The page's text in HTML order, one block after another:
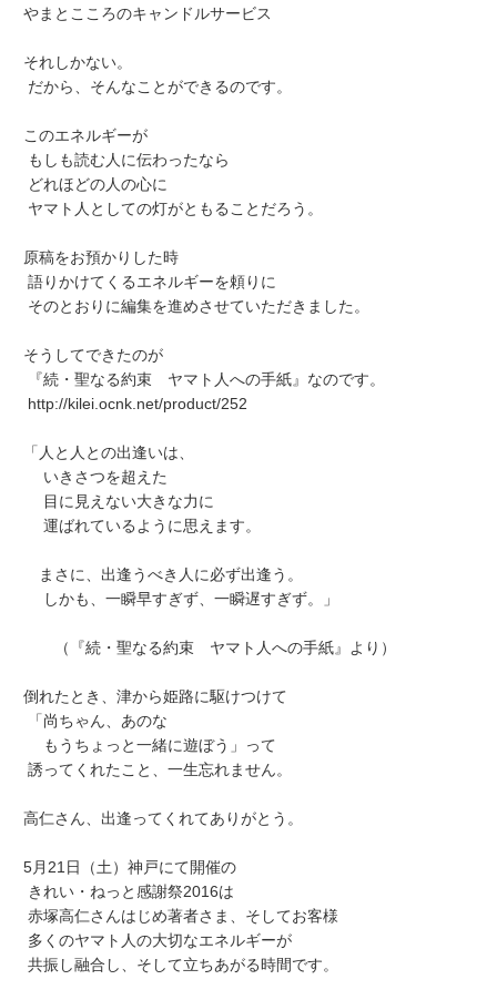
やまとこころのキャンドルサービス
それしかない。
だから、そんなことができるのです。
このエネルギーが
もしも読む人に伝わったなら
どれほどの人の心に
ヤマト人としての灯がともることだろう。
原稿をお預かりした時
語りかけてくるエネルギーを頼りに
そのとおりに編集を進めさせていただきました。
そうしてできたのが
『続・聖なる約束 ヤマト人への手紙』なのです。
http://kilei.ocnk.net/product/252
「人と人との出逢いは、
いきさつを超えた
目に見えない大きな力に
運ばれているように思えます。
まさに、出逢うべき人に必ず出逢う。
しかも、一瞬早すぎず、一瞬遅すぎず。」
（『続・聖なる約束 ヤマト人への手紙』より）
倒れたとき、津から姫路に駆けつけて
「尚ちゃん、あのな
もうちょっと一緒に遊ぼう」って
誘ってくれたこと、一生忘れません。
高仁さん、出逢ってくれてありがとう。
5月21日（土）神戸にて開催の
きれい・ねっと感謝祭2016は
赤塚高仁さんはじめ著者さま、そしてお客様
多くのヤマト人の大切なエネルギーが
共振し融合し、そして立ちあがる時間です。